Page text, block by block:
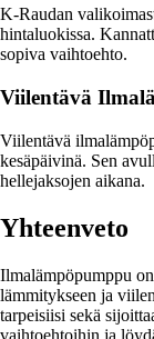
K-Raudan
hintaluokissa.
sopiva vaihtoehto.
Viilentävä
Viilentävä
kesäpäivinä. Sen
hellejaksojen aikana.
Yhteenveto
Ilmalämpöpumppu
lämmitykseen ja
tarpeisiisi sekä
vaihtoehtoihin ja